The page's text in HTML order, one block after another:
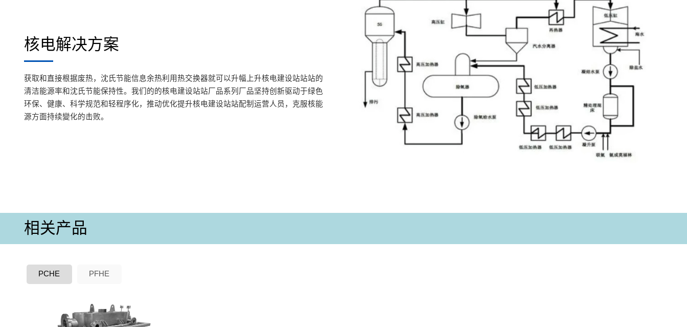
核电解决方案
获取和直接根据废热，沈氏节能信息余热利用热交换器就可以升幅上升核电建设站站站的
清洁能源率和沈氏节能保持性。我们的的核电建设站站厂品系列厂品坚持创新驱动于绿色
环保、健康、科学规范和轻程序化，推动优化提升核电建设站站配制运营人员，克服核能
源方面持续變化的击败。
相关产品
PCHE PFHE